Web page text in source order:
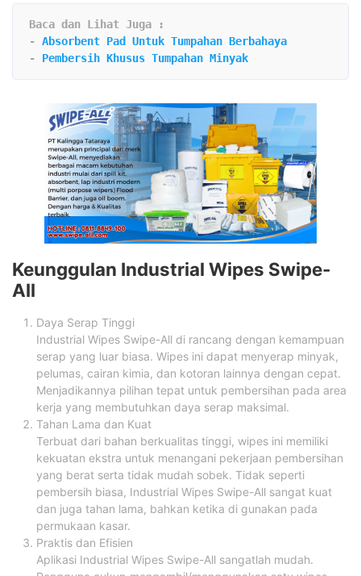
Baca dan Lihat Juga :
- Absorbent Pad Untuk Tumpahan Berbahaya
- Pembersih Khusus Tumpahan Minyak
Keunggulan Industrial Wipes Swipe-
All
Daya Serap Tinggi
Industrial Wipes Swipe-All di rancang dengan kemampuan
serap yang luar biasa. Wipes ini dapat menyerap minyak,
pelumas, cairan kimia, dan kotoran lainnya dengan cepat.
Menjadikannya pilihan tepat untuk pembersihan pada area
kerja yang membutuhkan daya serap maksimal.
Tahan Lama dan Kuat
Terbuat dari bahan berkualitas tinggi, wipes ini memiliki
kekuatan ekstra untuk menangani pekerjaan pembersihan
yang berat serta tidak mudah sobek. Tidak seperti
pembersih biasa, Industrial Wipes Swipe-All sangat kuat
dan juga tahan lama, bahkan ketika di gunakan pada
permukaan kasar.
Praktis dan Efisien
Aplikasi Industrial Wipes Swipe-All sangatlah mudah.